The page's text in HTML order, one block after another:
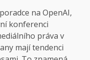
na OpenAI,
konferenci
práva v
mají tendenci